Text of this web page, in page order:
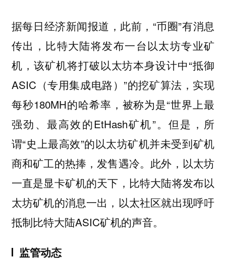
据每日经济新闻报道，此前，“币圈”有消息
传出，比特大陆将发布一台以太坊专业矿
机，该矿机将打破以太坊本身设计中“抵御
ASIC（专用集成电路）”的挖矿算法，实现
每秒180MH的哈希率，被称为是“世界上最
强劲、最高效的EtHash矿机”。但是，所
谓“史上最高效”的以太坊矿机并未受到矿机
商和矿工的热捧，发售遇冷。此外，以太坊
一直是显卡矿机的天下，比特大陆将发布以
太坊矿机的消息一出，以太社区就出现呼吁
抵制比特大陆ASIC矿机的声音。
监管动态